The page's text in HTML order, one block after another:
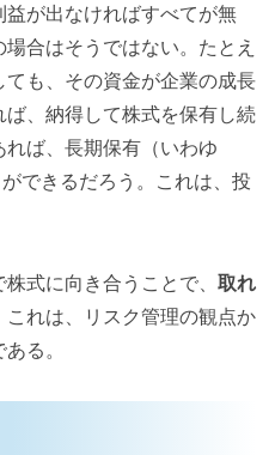
が出なければすべてが無
合はそうではない。たとえ
も、その資金が企業の成長
、納得して株式を保有し続
ば、長期保有（いわゆ
できるだろう。これは、投
式に向き合うことで、 取れ
これは、リスク管理の観点か
る。